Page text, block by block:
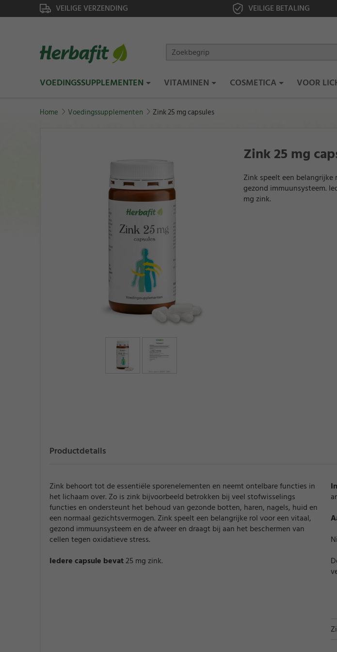
VEILIGE VERZENDING VEILIGE BETALING
VOEDINGSSUPPLEMENTEN VITAMINEN COSMETICA VOOR
Home Voedingssupplementen Zink 25 mg capsules
Zink 25 mg
Zink speelt een belangrijke
gezond immuunsysteem.
mg zink.
Productdetails
Zink behoort tot de essentiële sporenelementen en neemt ontelbare functies in
het lichaam over. Zo is zink bijvoorbeeld betrokken bij veel stofwisselings
functies en ondersteunt het behoud van gezonde botten, haren, nagels, huid en
een normaal gezichtsvermogen. Zink speelt een belangrijke rol voor een vitaal,
gezond immuunsysteem en de afweer en draagt bij aan het beschermen van
cellen tegen oxidatieve stress.
Iedere capsule bevat25 mg zink.